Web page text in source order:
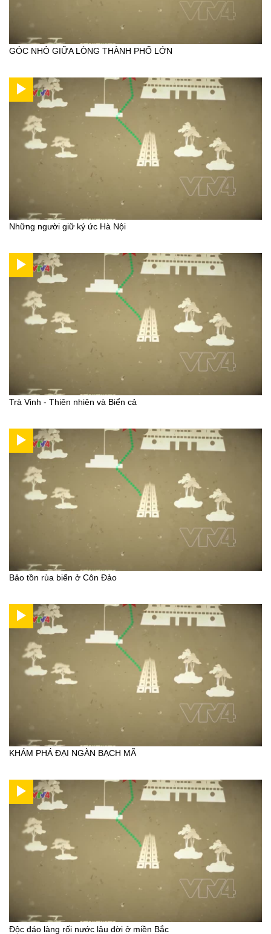
GÓC NHỎ GIỮA LÒNG THÀNH PHỐ LỚN
Những người giữ ký ức Hà Nội
Trà Vinh - Thiên nhiên và Biển cả
Bảo tồn rùa biển ở Côn Đảo
KHÁM PHÁ ĐẠI NGÀN BẠCH MÃ
Độc đáo làng rối nước lâu đời ở miền Bắc